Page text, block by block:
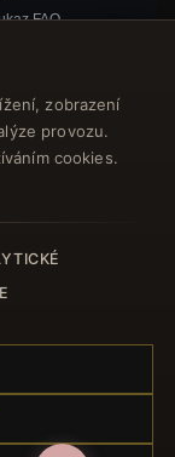
zobrazení
provozu.
cookies.
FAQ
NÁS